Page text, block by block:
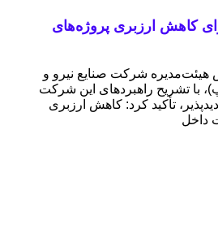
کاهش ارزبری پروژه‌های
هیئت‌مدیره شرکت صنایع نیرو و
با تشریح راهبردهای این شرکت
تأکید کرد: کاهش ارزبری
داخل